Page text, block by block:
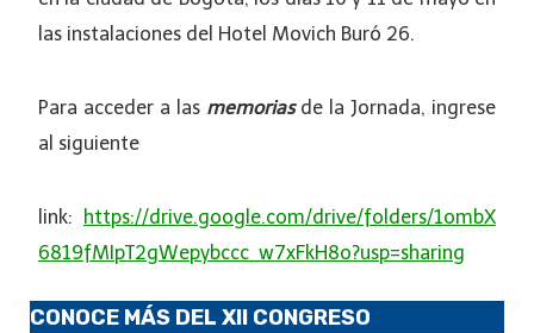
las instalaciones del Hotel Movich Buró 26.
Para acceder a las memorias de la Jornada, ingrese
al siguiente
link:
https://drive.google.com/drive/folders/1ombX
6819fMIpT2gWepybccc_w7xFkH8o?usp=sharing
CONOCE MÁS DEL XII CONGRESO